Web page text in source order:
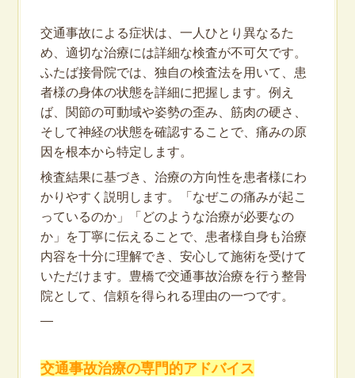
交通事故による症状は、一人ひとり異なるた
め、適切な治療には詳細な検査が不可欠です。
ふたば接骨院では、独自の検査法を用いて、患
者様の身体の状態を詳細に把握します。例え
ば、関節の可動域や姿勢の歪み、筋肉の硬さ、
そして神経の状態を確認することで、痛みの原
因を根本から特定します。
検査結果に基づき、治療の方向性を患者様にわ
かりやすく説明します。「なぜこの痛みが起こ
っているのか」「どのような治療が必要なの
か」を丁寧に伝えることで、患者様自身も治療
内容を十分に理解でき、安心して施術を受けて
いただけます。豊橋で交通事故治療を行う整骨
院として、信頼を得られる理由の一つです。
—
交通事故治療の専門的アドバイス